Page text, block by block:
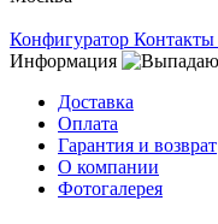
Конфигуратор Контакты
Информация
Доставка
Оплата
Гарантия и возврат
О компании
Фотогалерея